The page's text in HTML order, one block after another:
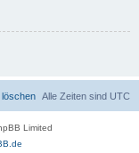
Alle Zeiten sind UTC
löschen
Limited